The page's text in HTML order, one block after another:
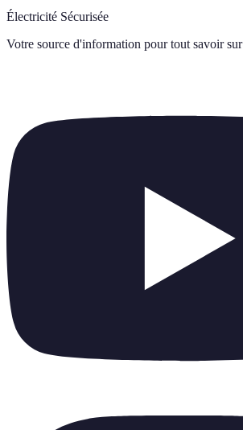
Électricité Sécurisée
Votre source d'information pour tout savoir sur